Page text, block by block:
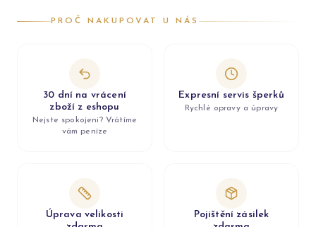
PROČ NAKUPOVAT U NÁS
30 dní na vrácení
zboží z eshopu
Nejste spokojeni? Vrátíme
vám peníze
Expresní servis šperků
Rychlé opravy a úpravy
Úprava velikosti
Pojištění zásilek